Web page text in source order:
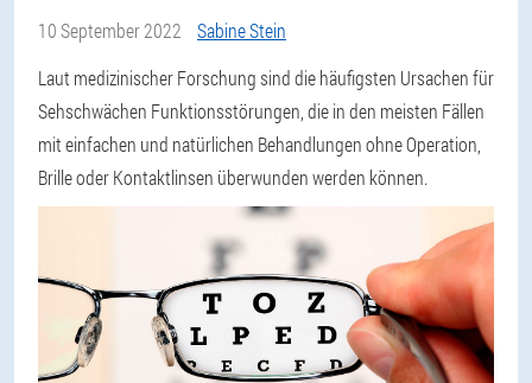
10 September 2022
Sabine Stein
Laut medizinischer Forschung sind die häufigsten Ursachen für
Sehschwächen Funktionsstörungen, die in den meisten Fällen
mit einfachen und natürlichen Behandlungen ohne Operation,
Brille oder Kontaktlinsen überwunden werden können.